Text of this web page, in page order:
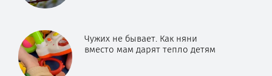
Чужих не бывает. Как няни
вместо мам дарят тепло детям